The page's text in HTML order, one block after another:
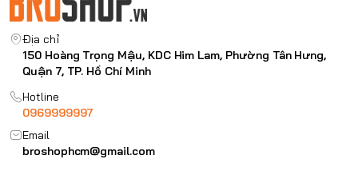
Địa chỉ
150 Hoàng Trọng Mậu, KDC Him Lam, Phường Tân Hưng,
Quận 7, TP. Hồ Chí Minh
Hotline
0969999997
Email
broshophcm@gmail.com